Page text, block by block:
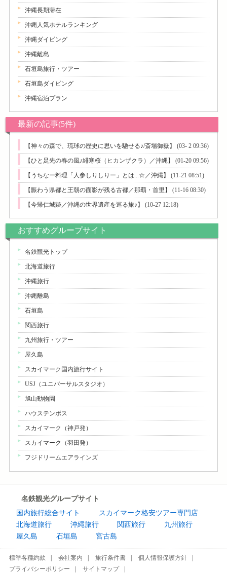
沖縄長期滞在
沖縄人気ホテルランキング
沖縄ダイビング
沖縄離島
石垣島旅行・ツアー
石垣島ダイビング
沖縄宿泊プラン
最新の記事(5件)
【神々の森で、琉球の歴史に思いを馳せる♪/斎場御嶽】 (03- 2 09:36)
【ひと足先の春の風♪緋寒桜（ヒカンザクラ）／沖縄】 (01-20 09:56)
【うちなー料理「人参しりしりー」とは...☆／沖縄】 (11-21 08:51)
【賑わう県都と王朝の面影が残る古都／那覇・首里】 (11-16 08:30)
【今帰仁城跡／沖縄の世界遺産を巡る旅♪】 (10-27 12:18)
おすすめグループサイト
名鉄観光トップ
北海道旅行
沖縄旅行
沖縄離島
石垣島
関西旅行
九州旅行・ツアー
屋久島
スカイマーク国内旅行サイト
USJ（ユニバーサルスタジオ）
旭山動物園
ハウステンボス
スカイマーク（神戸発）
スカイマーク（羽田発）
フジドリームエアラインズ
名鉄観光グループサイト
国内旅行総合サイト
スカイマーク格安ツアー専門店
北海道旅行
沖縄旅行 関西旅行
九州旅行
屋久島
石垣島 宮古島
標準各種約款 会社案内 旅行条件書
個人情報保護方針
プライバシーポリシー
サイトマップ